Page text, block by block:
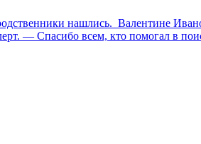
нашлись. Валентине
— Спасибо всем, кто помогал в